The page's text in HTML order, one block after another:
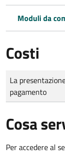
Moduli da
Costi
Tipo di pagamento
Importo
La
pagamento
Cosa
Per accedere al